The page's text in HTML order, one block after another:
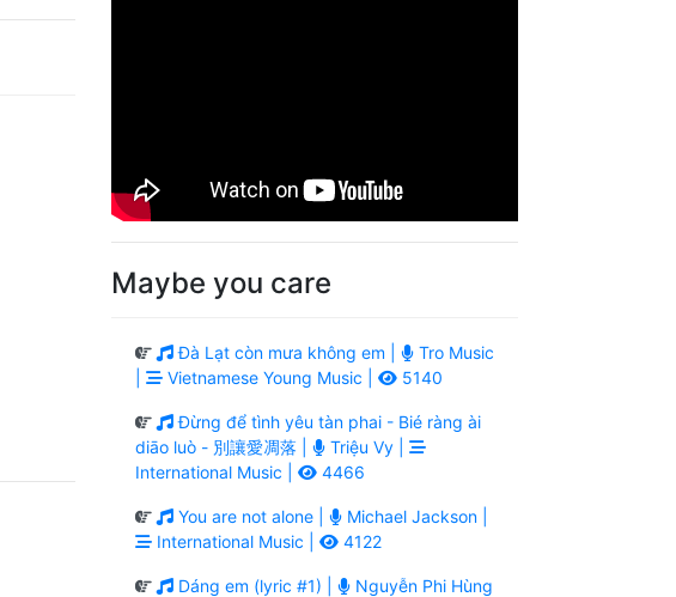
Maybe you care
Đà Lạt còn mưa không em |
Tro Music
Vietnamese Young Music | 5140
Đừng để tình yêu tàn phai - Bié ràng ài
diāo luò - 別讓愛凋落 |
Triệu Vy |
International Music |
4466
You are not alone |
Michael Jackson |
International Music |
4122
Dáng em (lyric #1) |
Nguyễn Phi Hùng